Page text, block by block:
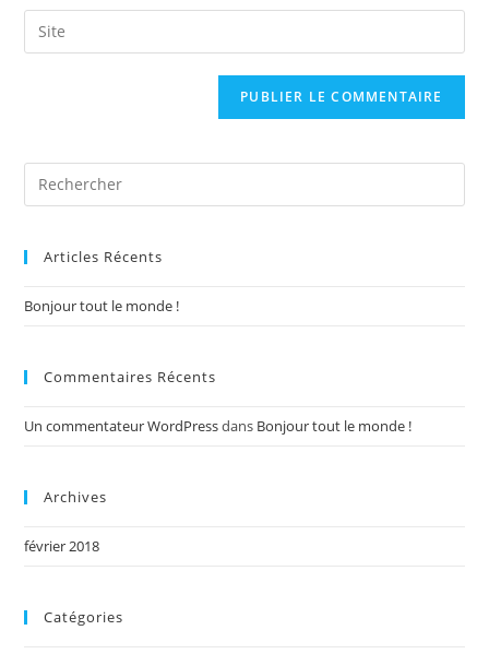
Articles Récents
Bonjour tout le monde !
Commentaires Récents
Un commentateur WordPressdans Bonjour tout le monde !
Archives
février 2018
Catégories